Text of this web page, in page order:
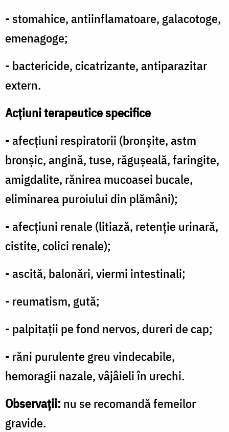
- stomahice, antiinflamatoare, galacotoge,
emenagoge;
- bactericide, cicatrizante, antiparazitar
extern.
Acţiuni terapeutice specifice
- afecţiuni respiratorii (bronşite, astm
bronşic, angină, tuse, răguşeală, faringite,
amigdalite, rănirea mucoasei bucale,
eliminarea puroiului din plămâni);
- afecţiuni renale (litiază, retenţie urinară,
cistite, colici renale);
- ascită, balonări, viermi intestinali;
- reumatism, gută;
- palpitaţii pe fond nervos, dureri de cap;
- răni purulente greu vindecabile,
hemoragii nazale, vâjâieli în urechi.
Observaţii: nu se recomandă femeilor
gravide.